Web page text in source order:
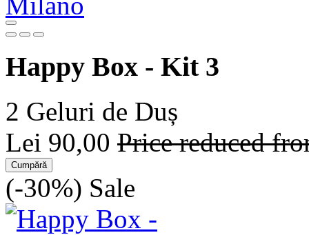
Happy Box - Kit 3
2 Geluri de Duș
Lei 90,00 Price reduced
Cumpără
(-30%) Sale